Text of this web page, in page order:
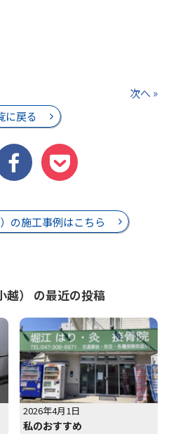
に戻る
次へ »
の施工事例はこちら
越） の最近の投稿
2026年4月1日
私のおすすめ